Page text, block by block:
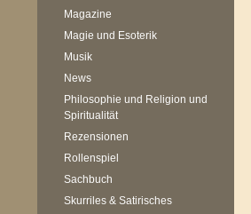
Magazine
Magie und Esoterik
Musik
News
Philosophie und Religion und
Spiritualität
Rezensionen
Rollenspiel
Sachbuch
Skurriles & Satirisches